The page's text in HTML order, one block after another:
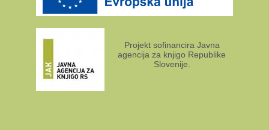
Projekt sofinancira Javna
agencija za knjigo Republike
Slovenije.